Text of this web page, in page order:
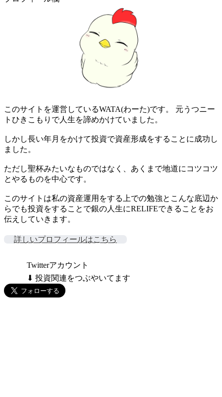
このサイトを運営しているWATA(わーた)です。 元うつニー
トひきこもりで人生を諦めかけていました。
しかし長い年月をかけて投資で資産形成をすることに成功し
ました。
ただし聖杯みたいなものではなく、あくまで地道にコツコツ
とやるものを中心です。
このサイトは私の資産運用をする上での勉強とこんな底辺か
らでも投資をすることで銀の人生にRELIFEできることをお
伝えしていきます。
詳しいプロフィールはこちら
Twitterアカウント
⬇ 投資関連をつぶやいてます